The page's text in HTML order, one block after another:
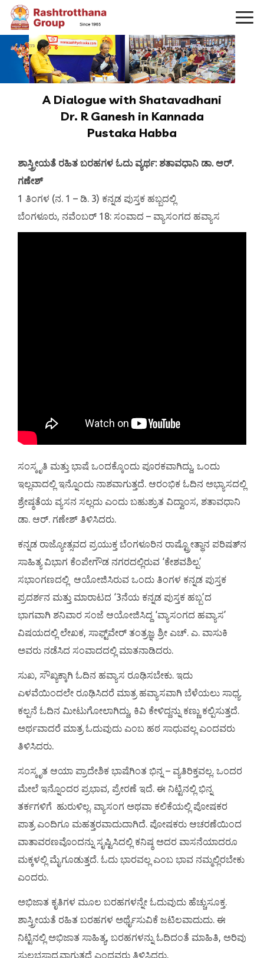
A Dialogue with Shatavadhani
Dr. R Ganesh in Kannada
Pustaka Habba
ಶಾಸ್ತ್ರೀಯತೆ ರಹಿತ ಬರಹಗಳ ಓದು ವ್ಯರ್ಥ: ಶತಾವಧಾನಿ ಡಾ. ಆರ್.
ಗಣೇಶ್
1 ತಿಂಗಳ (ನ. 1 – ಡಿ. 3) ಕನ್ನಡ ಪುಸ್ತಕ ಹಬ್ಬದಲ್ಲಿ
ಬೆಂಗಳೂರು, ನವೆಂಬರ್‌ 18: ಸಂವಾದ – ವ್ಯಾಸಂಗದ ಹವ್ಯಾಸ
ಸಂಸ್ಕೃತಿ ಮತ್ತು ಭಾಷೆ ಒಂದಕ್ಕೊಂದು ಪೂರಕವಾಗಿದ್ದು, ಒಂದು
ಇಲ್ಲವಾದಲ್ಲಿ ಇನ್ನೊಂದು ನಾಶವಾಗುತ್ತದೆ. ಆರಂಭಿಕ ಓದಿನ ಅಭ್ಯಾಸದಲ್ಲಿ
ಶ್ರೇಷ್ಠತೆಯ ವ್ಯಸನ ಸಲ್ಲದು ಎಂದು ಬಹುಶ್ರುತ ವಿದ್ವಾಂಸ, ಶತಾವಧಾನಿ
ಡಾ. ಆರ್. ಗಣೇಶ್ ತಿಳಿಸಿದರು.
ಕನ್ನಡ ರಾಜ್ಯೋತ್ಸವದ ಪ್ರಯುಕ್ತ ಬೆಂಗಳೂರಿನ ರಾಷ್ಟ್ರೋತ್ಥಾನ ಪರಿಷತ್‌ನ
ಸಾಹಿತ್ಯ ವಿಭಾಗ ಕೆಂಪೇಗೌಡ ನಗರದಲ್ಲಿರುವ ‘ಕೇಶವಶಿಲ್ಪ’
ಸಭಾಂಗಣದಲ್ಲಿ ಆಯೋಜಿಸಿರುವ ಒಂದು ತಿಂಗಳ ಕನ್ನಡ ಪುಸ್ತಕ
ಪ್ರದರ್ಶನ ಮತ್ತು ಮಾರಾಟದ ‘3ನೆಯ ಕನ್ನಡ ಪುಸ್ತಕ ಹಬ್ಬ’ದ
ಭಾಗವಾಗಿ ಶನಿವಾರ ಸಂಜೆ ಆಯೋಜಿಸಿದ್ದ ‘ವ್ಯಾಸಂಗದ ಹವ್ಯಾಸ’
ವಿಷಯದಲ್ಲಿ ಲೇಖಕ, ಸಾಫ್ಟ್‌ವೇರ್ ತಂತ್ರಜ್ಞ ಶ್ರೀ ಎಚ್. ಎ. ವಾಸುಕಿ
ಅವರು ನಡೆಸಿದ ಸಂವಾದದಲ್ಲಿ ಮಾತನಾಡಿದರು.
ಸುಖ, ಸೌಖ್ಯಕ್ಕಾಗಿ ಓದಿನ ಹವ್ಯಾಸ ರೂಢಿಸಬೇಕು. ಇದು
ಎಳವೆಯಿಂದಲೇ ರೂಢಿಸಿದರೆ ಮಾತ್ರ ಹವ್ಯಾಸವಾಗಿ ಬೆಳೆಯಲು ಸಾಧ್ಯ.
ಕಲ್ಪನೆ ಓದಿನ ಮೀಟುಗೋಲಾಗಿದ್ದು, ಕಿವಿ ಕೇಳಿದ್ದನ್ನು ಕಣ್ಣು ಕಲ್ಪಿಸುತ್ತದೆ.
ಅರ್ಥವಾದರೆ ಮಾತ್ರ ಓದುವುದು ಎಂಬ ಹಠ ಸಾಧುವಲ್ಲ ಎಂದವರು
ತಿಳಿಸಿದರು.
ಸಂಸ್ಕೃತ ಆಯಾ ಪ್ರಾದೇಶಿಕ ಭಾಷೆಗಿಂತ ಭಿನ್ನ – ವ್ಯತಿರಿಕ್ತವಲ್ಲ. ಒಂದರ
ಮೇಲೆ ಇನ್ನೊಂದರ ಪ್ರಭಾವ, ಪ್ರೇರಣೆ ಇದೆ. ಈ ನಿಟ್ಟಿನಲ್ಲಿ ಭಿನ್ನ
ತರ್ಕಗಳಿಗೆ ಹುರುಳಿಲ್ಲ. ವ್ಯಾಸಂಗ ಅಥವಾ ಕಲಿಕೆಯಲ್ಲಿ ಪೋಷಕರ
ಪಾತ್ರ ಎಂದಿಗೂ ಮಹತ್ತರವಾದುದಾಗಿದೆ. ಪೋಷಕರು ಆಚರಣೆಯಿಂದ
ವಾತಾವರಣವೊಂದನ್ನು ಸೃಷ್ಟಿಸಿದಲ್ಲಿ ಕನಿಷ್ಠ ಅದರ ವಾಸನೆಯಾದರೂ
ಮಕ್ಕಳಲ್ಲಿ ಮೈಗೂಡುತ್ತದೆ. ಓದು ಭಾರವಲ್ಲ ಎಂಬ ಭಾವ ನಮ್ಮಲ್ಲಿರಬೇಕು
ಎಂದರು.
ಅಭಿಜಾತ ಕೃತಿಗಳ ಮೂಲ ಬರಹಗಳನ್ನೇ ಓದುವುದು ಹೆಚ್ಚುಸೂಕ್ತ.
ಶಾಸ್ತ್ರೀಯತೆ ರಹಿತ ಬರಹಗಳ ಅರ್ಥೈಸುವಿಕೆ ಜಟಿಲವಾದುದು. ಈ
ನಿಟ್ಟಿನಲ್ಲಿ ಅಭಿಜಾತ ಸಾಹಿತ್ಯ, ಬರಹಗಳನ್ನು ಓದಿದಂತೆ ಮಾಹಿತಿ, ಅರಿವು
ಸುಲಭಸಾಧ್ಯವಾಗುತ್ತದೆ ಎಂದವರು ತಿಳಿಸಿದರು.